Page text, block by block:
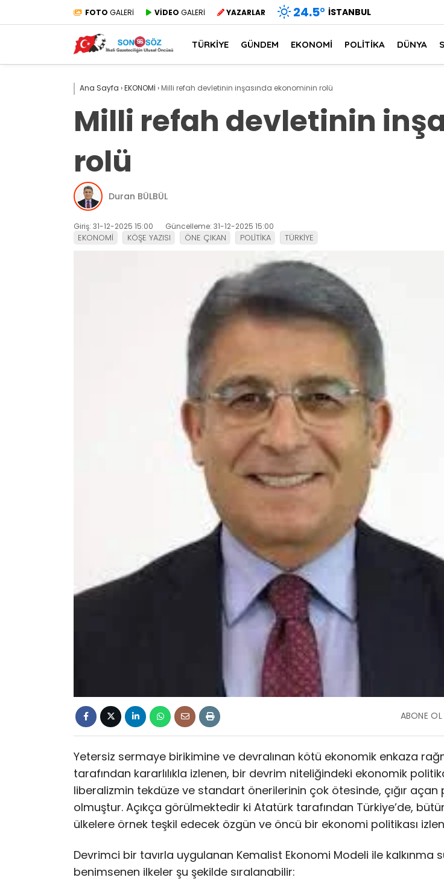
FOTO GALERİ VİDEO GALERİ YAZARLAR 24.5° İSTANBUL
TÜRKİYE GÜNDEM EKONOMİ POLİTİKA DÜNYA
Ana Sayfa ›EKONOMİ › Milli refah devletinin inşasında ekonominin rolü
Milli refah devletinin
rolü
Duran BÜLBÜL
Giriş: 31-12-2025 15:00 Güncelleme: 31-12-2025 15:00
EKONOMİ KÖŞE YAZISI ÖNE ÇIKAN POLİTİKA TÜRKİYE
ABONE OL
Yetersiz sermaye birikimine ve devralınan kötü ekonomik enkaza
tarafından kararlılıkla izlenen, bir devrim niteliğindeki ekonomik
liberalizmin tekdüze ve standart önerilerinin çok ötesinde, çığır açan
olmuştur. Açıkça görülmektedir ki Atatürk tarafından Türkiye’de,
ülkelere örnek teşkil edecek özgün ve öncü bir ekonomi politikası
Devrimci bir tavırla uygulanan Kemalist Ekonomi Modeli ile kalkınma
benimsenen ilkeler şu şekilde sıralanabilir: